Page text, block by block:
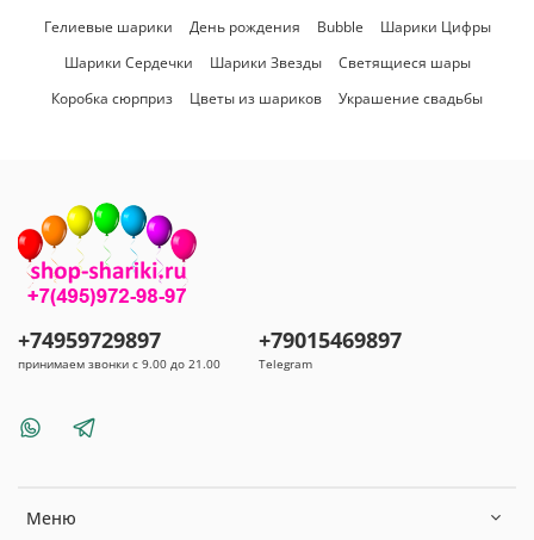
Гелиевые шарики День рождения Bubble
Шарики Цифры
Шарики Сердечки
Шарики Звезды
Светящиеся шары
Коробка сюрприз
Цветы из шариков Украшение свадьбы
Меню
+74959729897
принимаем звонки с 9.00 до 21.00
+79015469897
Telegram